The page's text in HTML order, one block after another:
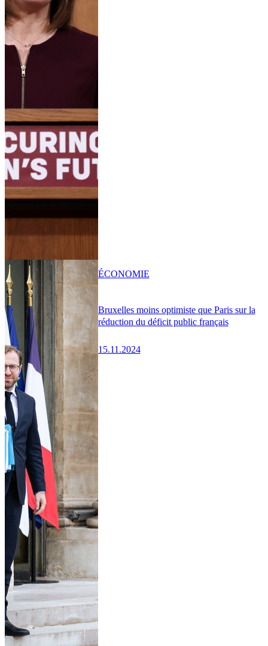
Bruxelles moins optimiste que Paris sur la
réduction du déficit public français
15.11.2024
ÉCONOMIE